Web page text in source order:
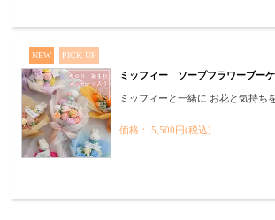
NEW PICK UP
ミッフィー ソープフラワーブーケ
ミッフィーと一緒に お花と気持ち
価格： 5,500円(税込)